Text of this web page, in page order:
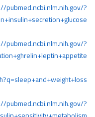
pubmed.ncbi.nlm.nih.gov/?
pubmed.ncbi.nlm.nih.gov/?
pubmed.ncbi.nlm.nih.gov/?